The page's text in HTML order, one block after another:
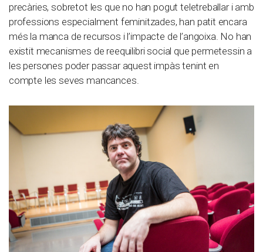
precàries, sobretot les que no han pogut teletreballar i amb
professions especialment feminitzades, han patit encara
més la manca de recursos i l’impacte de l’angoixa. No han
existit mecanismes de reequilibri social que permetessin a
les persones poder passar aquest impàs tenint en
compte les seves mancances.